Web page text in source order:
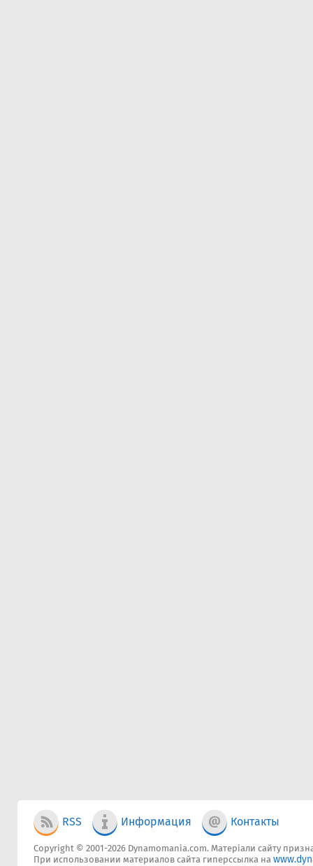
RSS Информация Контакты
Copyright © 2001-2026 Dynamomania.com. Матеріали сайту
При использовании материалов сайта гиперссылка на